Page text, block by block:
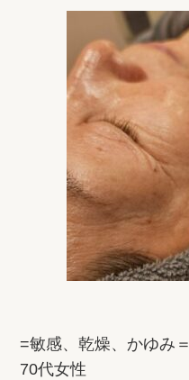
=敏感、乾燥、かゆみ＝
70代女性